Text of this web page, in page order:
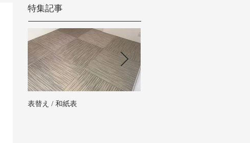
特集記事
表替え / 和紙表